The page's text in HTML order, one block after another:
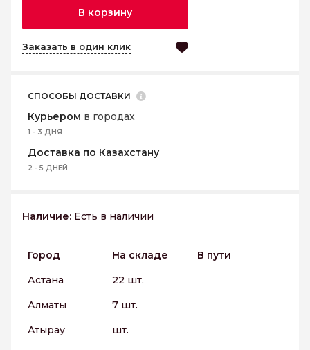
В корзину
Заказать в один клик
СПОСОБЫ ДОСТАВКИ
Курьером в городах
1 - 3 ДНЯ
Доставка по Казахстану
2 - 5 ДНЕЙ
Наличие: Есть в наличии
Город На складе
В пути
Астана
22 шт.
Алматы
7 шт.
Атырау
шт.